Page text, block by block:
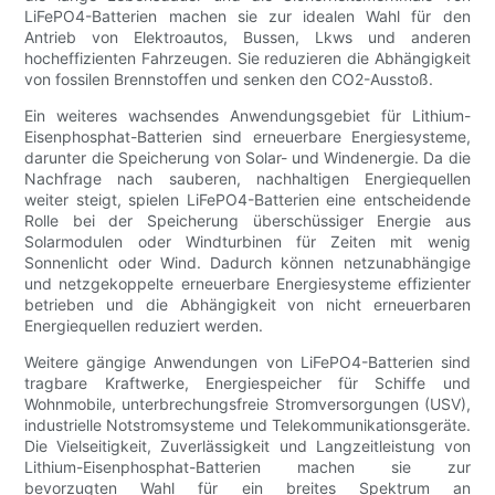
LiFePO4-Batterien machen sie zur idealen Wahl für den
Antrieb von Elektroautos, Bussen, Lkws und anderen
hocheffizienten Fahrzeugen. Sie reduzieren die Abhängigkeit
von fossilen Brennstoffen und senken den CO2-Ausstoß.
Ein weiteres wachsendes Anwendungsgebiet für Lithium-
Eisenphosphat-Batterien sind erneuerbare Energiesysteme,
darunter die Speicherung von Solar- und Windenergie. Da die
Nachfrage nach sauberen, nachhaltigen Energiequellen
weiter steigt, spielen LiFePO4-Batterien eine entscheidende
Rolle bei der Speicherung überschüssiger Energie aus
Solarmodulen oder Windturbinen für Zeiten mit wenig
Sonnenlicht oder Wind. Dadurch können netzunabhängige
und netzgekoppelte erneuerbare Energiesysteme effizienter
betrieben und die Abhängigkeit von nicht erneuerbaren
Energiequellen reduziert werden.
Weitere gängige Anwendungen von LiFePO4-Batterien sind
tragbare Kraftwerke, Energiespeicher für Schiffe und
Wohnmobile, unterbrechungsfreie Stromversorgungen (USV),
industrielle Notstromsysteme und Telekommunikationsgeräte.
Die Vielseitigkeit, Zuverlässigkeit und Langzeitleistung von
Lithium-Eisenphosphat-Batterien machen sie zur
bevorzugten Wahl für ein breites Spektrum an